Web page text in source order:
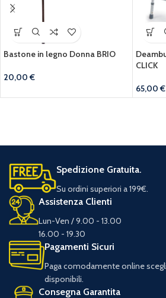
Bastone in legno Donna BRIO
20,00€
CLICK
65,00€
Spedizione Gratuita.
Su ordini superiori a 199€.
Assistenza Clienti
Lun-Ven / 9.00 - 13.00
16.00 - 19.30
Pagamenti Sicuri
Paga comodamente online
disponibili.
Consegna Garantita